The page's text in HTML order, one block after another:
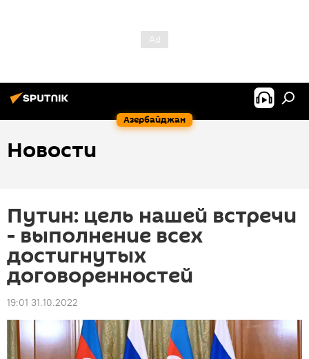
Азербайджан
Новости
Путин: цель нашей встречи
- выполнение всех
достигнутых
договоренностей
19:01 31.10.2022